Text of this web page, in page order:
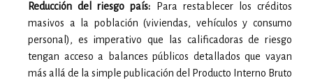
Reducción del riesgo país: Para restablecer los créditos
masivos a la población (viviendas, vehículos y consumo
personal), es imperativo que las calificadoras de riesgo
tengan acceso a balances públicos detallados que vayan
más allá de la simple publicación del Producto Interno Bruto